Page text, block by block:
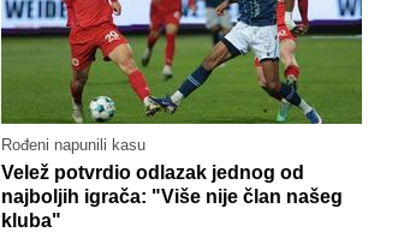
Rođeni napunili kasu
Velež potvrdio odlazak jednog od
najboljih igrača: "Više nije član našeg
kluba"